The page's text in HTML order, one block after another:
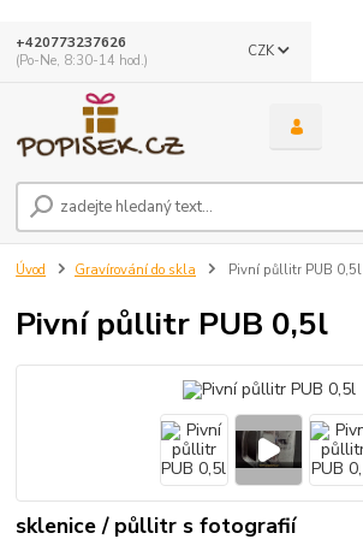
CZK
+420773237626
(Po-Ne, 8:30-14 hod.)
Úvod Gravírování do skla Pivní půllitr PUB 0,5l
Pivní půllitr PUB 0,5l
sklenice / půllitr s fotografií